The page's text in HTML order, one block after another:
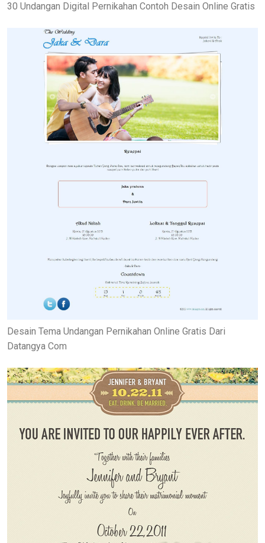
30 Undangan Digital Pernikahan Contoh Desain Online Gratis
Desain Tema Undangan Pernikahan Online Gratis Dari
Datangya Com